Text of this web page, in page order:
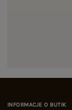
INFORMACJE O BUTIK